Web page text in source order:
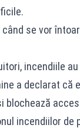
se vor
incendiile
a declarat că
incendiilor de